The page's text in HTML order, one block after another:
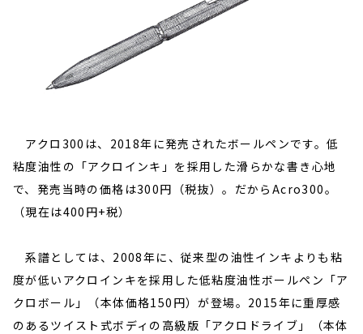
アクロ300は、2018年に発売されたボールペンです。低
粘度油性の「アクロインキ」を採用した滑らかな書き心地
で、発売当時の価格は300円（税抜）。だからAcro300。
（現在は400円+税）
系譜としては、2008年に、従来型の油性インキよりも粘
度が低いアクロインキを採用した低粘度油性ボールペン「ア
クロボール」（本体価格150円）が登場。2015年に重厚感
のあるツイスト式ボディの高級版「アクロドライブ」（本体